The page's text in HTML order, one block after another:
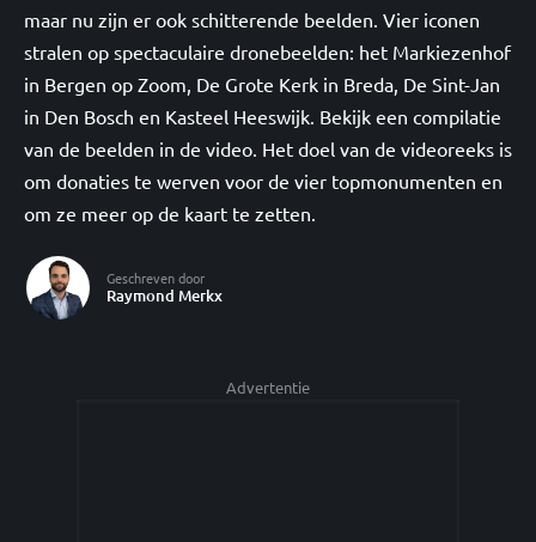
maar nu zijn er ook schitterende beelden. Vier iconen
stralen op spectaculaire dronebeelden: het Markiezenhof
in Bergen op Zoom, De Grote Kerk in Breda, De Sint-Jan
in Den Bosch en Kasteel Heeswijk. Bekijk een compilatie
van de beelden in de video. Het doel van de videoreeks is
om donaties te werven voor de vier topmonumenten en
om ze meer op de kaart te zetten.
Geschreven door
Raymond Merkx
Advertentie